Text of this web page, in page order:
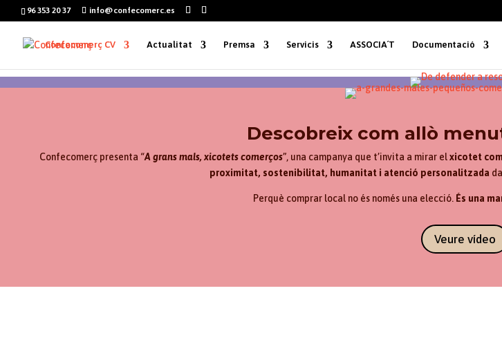
96 353 20 37 info@confecomerc.es
Confecomerç CV Actualitat Premsa Servicis ASSOCIA´T Documentació
Descobreix com allò
Confecomerç presenta “A grans mals, xicotets comerços”, una campanya que t’invita a mirar elxicotet
proximitat, sostenibilitat, humanitat i atenció personalitzada
Perquè comprar local no és només una elecció. És una
Veure vídeo